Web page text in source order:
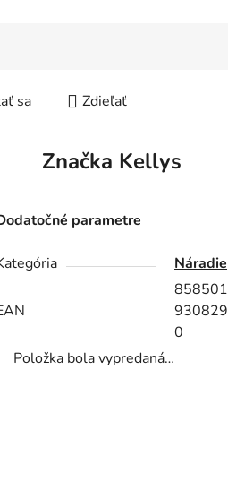
sa Zdieľať
Značka Kellys
parametre
Náradie
858501
930829
0
Položka bola vypredaná…